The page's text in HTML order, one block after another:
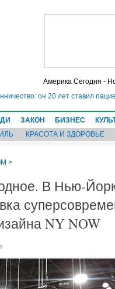
Америка Сегодня -
20 лет ставил пациентам
ЗАКОН БИЗНЕС
КРАСОТА И ЗДОРОВЬЕ
>
В Нью-
NY NOW